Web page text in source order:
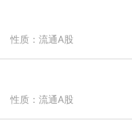
性质：流通A股
性质：流通A股